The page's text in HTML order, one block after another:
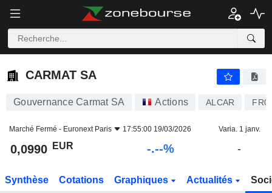
CARMAT SA 0,0990 € -
CARMAT SA
Gouvernance Carmat SA Actions ALCAR
Marché Fermé - Euronext Paris 17:55:00 19/03/2026 Varia. 1 janv.
0,0990 EUR -.--% -
Synthèse Cotations Graphiques Actualités